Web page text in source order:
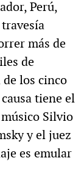
Perú,
más de
de
los cinco
tiene el
Silvio
y el juez
es emular